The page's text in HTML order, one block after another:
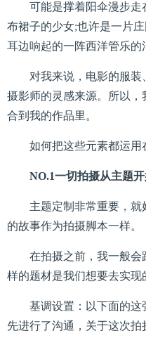
可能是撑着阳伞漫步走
布裙子的少女;也许是一片
耳边响起的一阵西洋管乐的
对我来说，电影的服装
摄影师的灵感来源。所以
合到我的作品里。
如何把这些元素都运用
NO.1一切拍摄从主题开
主题定制非常重要，就
的故事作为拍摄脚本一样。
在拍摄之前，我一般会
样的题材是我们想要去实现
基调设置：以下面的这
先进行了沟通，关于这次